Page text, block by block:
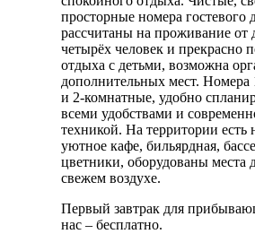
просторные номера гостевого
рассчитаны на проживание от
четырёх человек и прекрасно
отдыха с детьми, возможна
дополнительных мест. Номера
и 2-комнатные, удобно
всеми удобствами и
техникой. На территории есть
уютное кафе, бильярдная,
цветники, оборудованы места
свежем воздухе.
Первый завтрак для
нас – бесплатно.